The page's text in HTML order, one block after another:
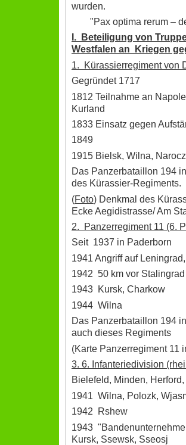
wurden.
"Pax optima rerum –
I. Beteiligung von
Westfalen an Kriegen
1. Kürassierregiment von
Gegründet 1717
1812 Teilnahme an
Kurland
1833 Einsatz gegen
1849
1915 Bielsk, Wilna,
Das Panzerbataillon 194
des Kürassier-Regiments.
(Foto) Denkmal des
Ecke Aegidistrasse/ Am
2. Panzerregiment 11 (6.
Seit 1937 in Paderborn
1941 Angriff auf
1942 50 km vor Stalingrad
1943 Kursk, Charkow
1944 Wilna
Das Panzerbataillon 194
auch dieses Regiments
(Karte Panzerregiment 11
3. 6. Infanteriedivision
Bielefeld, Minden,
1941 Wilna, Polozk,
1942 Rshew
1943
Kursk, Ssewsk, Sseosj